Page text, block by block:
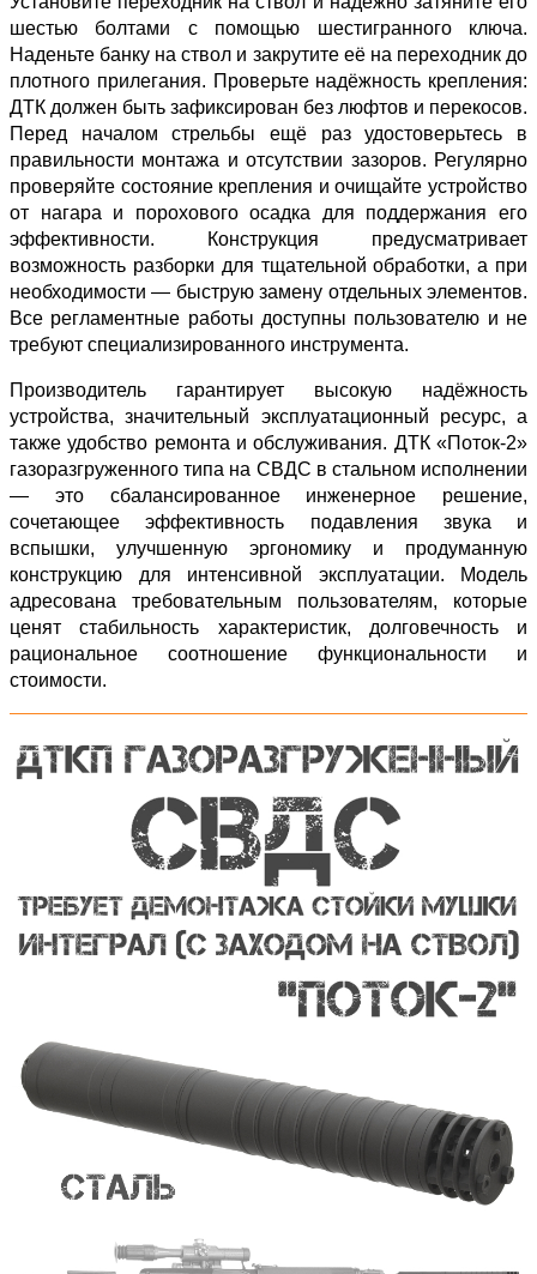
шестью болтами с помощью шестигранного ключа.
Наденьте банку на ствол и закрутите её на переходник до
плотного прилегания. Проверьте надёжность крепления:
ДТК должен быть зафиксирован без люфтов и перекосов.
Перед началом стрельбы ещё раз удостоверьтесь в
правильности монтажа и отсутствии зазоров. Регулярно
проверяйте состояние крепления и очищайте устройство
от нагара и порохового осадка для поддержания его
эффективности. Конструкция предусматривает
возможность разборки для тщательной обработки, а при
необходимости — быструю замену отдельных элементов.
Все регламентные работы доступны пользователю и не
требуют специализированного инструмента.
Производитель гарантирует высокую надёжность
устройства, значительный эксплуатационный ресурс, а
также удобство ремонта и обслуживания. ДТК «Поток‑2»
газоразгруженного типа на СВДС в стальном исполнении
— это сбалансированное инженерное решение,
сочетающее эффективность подавления звука и
вспышки, улучшенную эргономику и продуманную
конструкцию для интенсивной эксплуатации. Модель
адресована требовательным пользователям, которые
ценят стабильность характеристик, долговечность и
рациональное соотношение функциональности и
стоимости.